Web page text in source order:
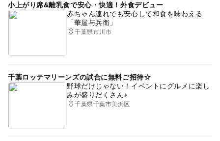
小上がり席&離乳食で安心・快適！外食デビュー
赤ちゃん連れでも安心して和食を味わえる
「華屋与兵衛」
千葉県市川市
千葉ロッテマリーンズの試合に無料ご招待☆
野球だけじゃない！イベントにグルメに楽し
みが盛りだくさん♪
千葉県千葉市美浜区